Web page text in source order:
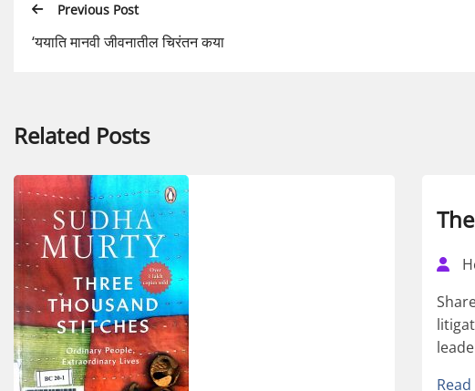
Previous Post
‘ययाति मानवी जीवनातील चिरंतन कया
Related Posts